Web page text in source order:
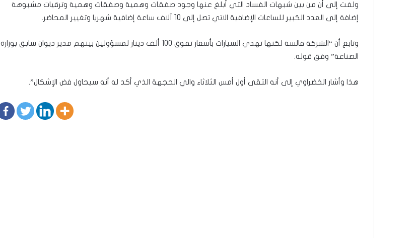
ولفت إلى أن من بين شبهات الفساد التي أبلغ عنها وجود صفقات وهمية وصفقات وهمية وترقيات مشبوهة
إضافة إلى العدد الكبير للساعات الإضافية الاتي تصل إلى 10 آلاف ساعة إضافية شهريا وتغيير المحاضر.
وتابع أن “الشركة فالسة لكنها تهدي السيارات بأسعار تفوق 100 ألف دينار لمسؤولين بينهم مدير ديوان سابق بوزارة
الصناعة” وفق قوله.
هذا وأشار الخضراوي إلى أنه التقى أول أمس الثلاثاء والي الحجهة الذي أكد له أنه سيحاول فض الإشكال”.